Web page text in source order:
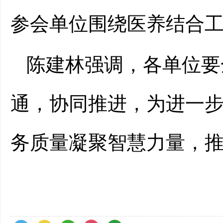
参会单位围绕医养结合
陈建林强调， 各单位要
通，协同推进 ，为进一
务质量凝聚智慧力量，